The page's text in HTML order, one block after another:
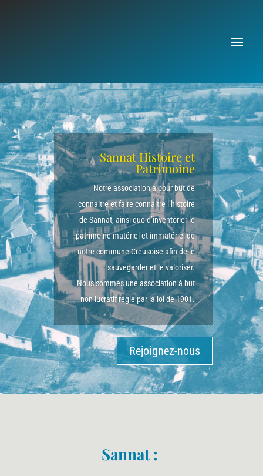
Sannat Histoire et
Patrimoine
Notre association a pour but de
connaitre et faire connaitre l’histoire
de Sannat, ainsi que d’inventorier le
patrimoine matériel et immatériel de
notre commune Creusoise afin de le
sauvegarder et le valoriser.
Nous sommes une association à but
non lucratif régie par la loi de 1901.
Rejoignez-nous
Sannat :" Hie